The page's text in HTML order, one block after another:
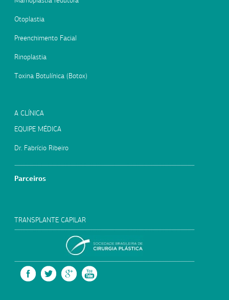
Otoplastia
Preenchimento Facial
Rinoplastia
Toxina Botulínica (Botox)
A CLÍNICA
EQUIPE MÉDICA
Dr. Fabrício Ribeiro
Parceiros
TRANSPLANTE CAPILAR
FACEBOOKTWITTERGOOGLE +